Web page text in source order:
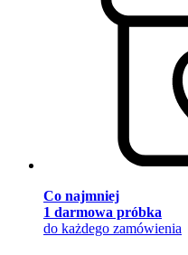
Co najmniej
1 darmowa próbka
do każdego zamówienia